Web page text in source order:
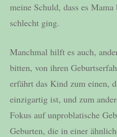
meine Schuld, dass es
schlecht ging.
Manchmal hilft es auch,
bitten, von ihren
erfährt das Kind zum einen,
einzigartig ist, und zum
Fokus auf unproblatische
Geburten, die in einer